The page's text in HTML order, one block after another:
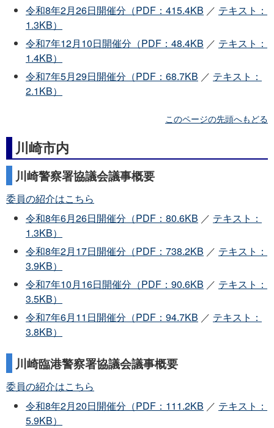
令和8年2月26日開催分（PDF：415.4KB ／ テキスト：
1.3KB）
令和7年12月10日開催分（PDF：48.4KB ／ テキスト：
1.4KB）
令和7年5月29日開催分（PDF：68.7KB ／ テキスト：
2.1KB）
このページの先頭へもどる
川崎市内
川崎警察署協議会議事概要
委員の紹介はこちら
令和8年6月26日開催分（PDF：80.6KB ／ テキスト：
1.3KB）
令和8年2月17日開催分（PDF：738.2KB ／ テキスト：
3.9KB）
令和7年10月16日開催分（PDF：90.6KB ／ テキスト：
3.5KB）
令和7年6月11日開催分（PDF：94.7KB ／ テキスト：
3.8KB）
川崎臨港警察署協議会議事概要
委員の紹介はこちら
令和8年2月20日開催分（PDF：111.2KB ／ テキスト：
5.9KB）